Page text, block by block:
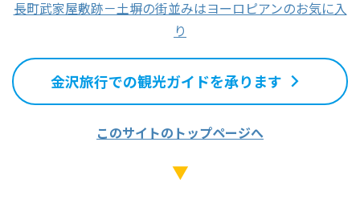
長町武家屋敷跡－土塀の街並みはヨーロピアンのお気に入
り
金沢旅行での観光ガイドを承ります
このサイトのトップページへ
▼